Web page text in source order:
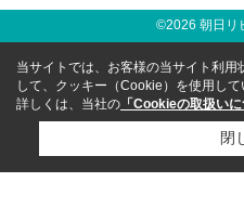
©2026 朝日リ
当サイトでは、お客様の当サイト利用
して、クッキー（Cookie）を使用して
詳しくは、当社の 「Cookieの取扱いに
閉